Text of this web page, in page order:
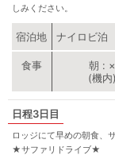
しみください。
宿泊地 ナイロビ泊
朝
×
(機内)
3日目
ロッジにて早めの朝食、
★サファリドライブ★